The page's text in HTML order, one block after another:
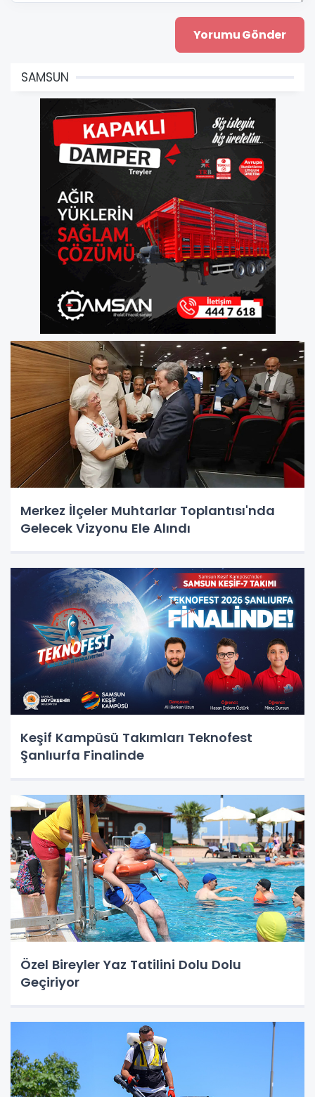
SAMSUN
Merkez İlçeler Muhtarlar Toplantısı'nda
Gelecek Vizyonu Ele Alındı
Keşif Kampüsü Takımları Teknofest
Şanlıurfa Finalinde
Özel Bireyler Yaz Tatilini Dolu Dolu
Geçiriyor